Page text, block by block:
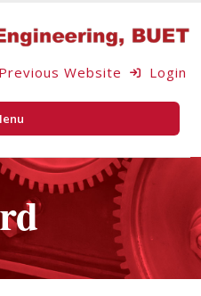
Previous Website Login